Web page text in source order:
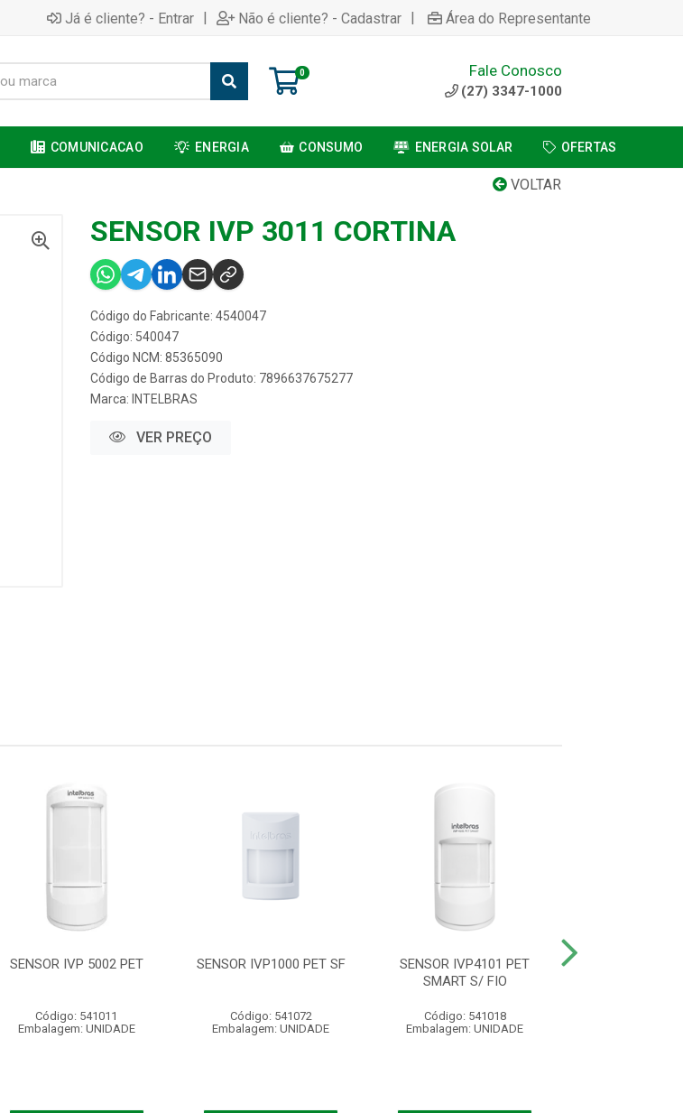
Já é cliente? - Entrar | Não é cliente? - Cadastrar | Área do Representante
0 Fale Conosco
(27) 3347-1000
COMUNICACAO ENERGIA CONSUMO ENERGIA SOLAR OFERTAS
VOLTAR
SENSOR IVP 3011 CORTINA
Código do Fabricante: 4540047
Código: 540047
Código NCM: 85365090
Código de Barras do Produto: 7896637675277
Marca: INTELBRAS
VER PREÇO
SENSOR IVP 5002 PET
Código: 541011
Embalagem: UNIDADE
SENSOR IVP1000 PET SF
Código: 541072
Embalagem: UNIDADE
SENSOR IVP4101 PET
SMART S/ FIO
Código: 541018
Embalagem: UNIDADE